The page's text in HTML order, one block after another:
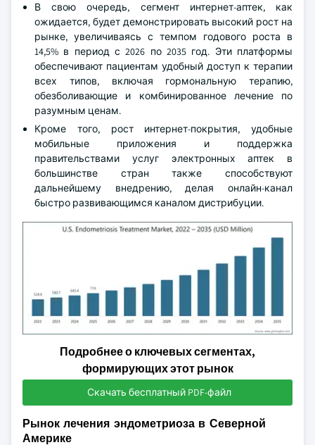
В свою очередь, сегмент интернет-аптек, как
ожидается, будет демонстрировать высокий рост на
рынке, увеличиваясь с темпом годового роста в
14,5% в период с 2026 по 2035 год. Эти платформы
обеспечивают пациентам удобный доступ к терапии
всех типов, включая гормональную терапию,
обезболивающие и комбинированное лечение по
разумным ценам.
Кроме того, рост интернет-покрытия, удобные
мобильные приложения и поддержка
правительствами услуг электронных аптек в
большинстве стран также способствуют
дальнейшему внедрению, делая онлайн-канал
быстро развивающимся каналом дистрибуции.
Подробнее о ключевых сегментах,
формирующих этот рынок
Скачать бесплатный PDF-файл
Рынок лечения эндометриоза в Северной
Америке